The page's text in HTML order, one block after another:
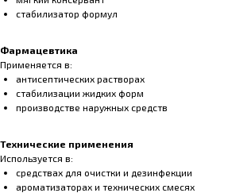
стабилизатор формул
Фармацевтика
Применяется в:
антисептических растворах
стабилизации жидких форм
производстве наружных средств
Технические применения
Используется в:
средствах для очистки и дезинфекции
ароматизаторах и технических смесях